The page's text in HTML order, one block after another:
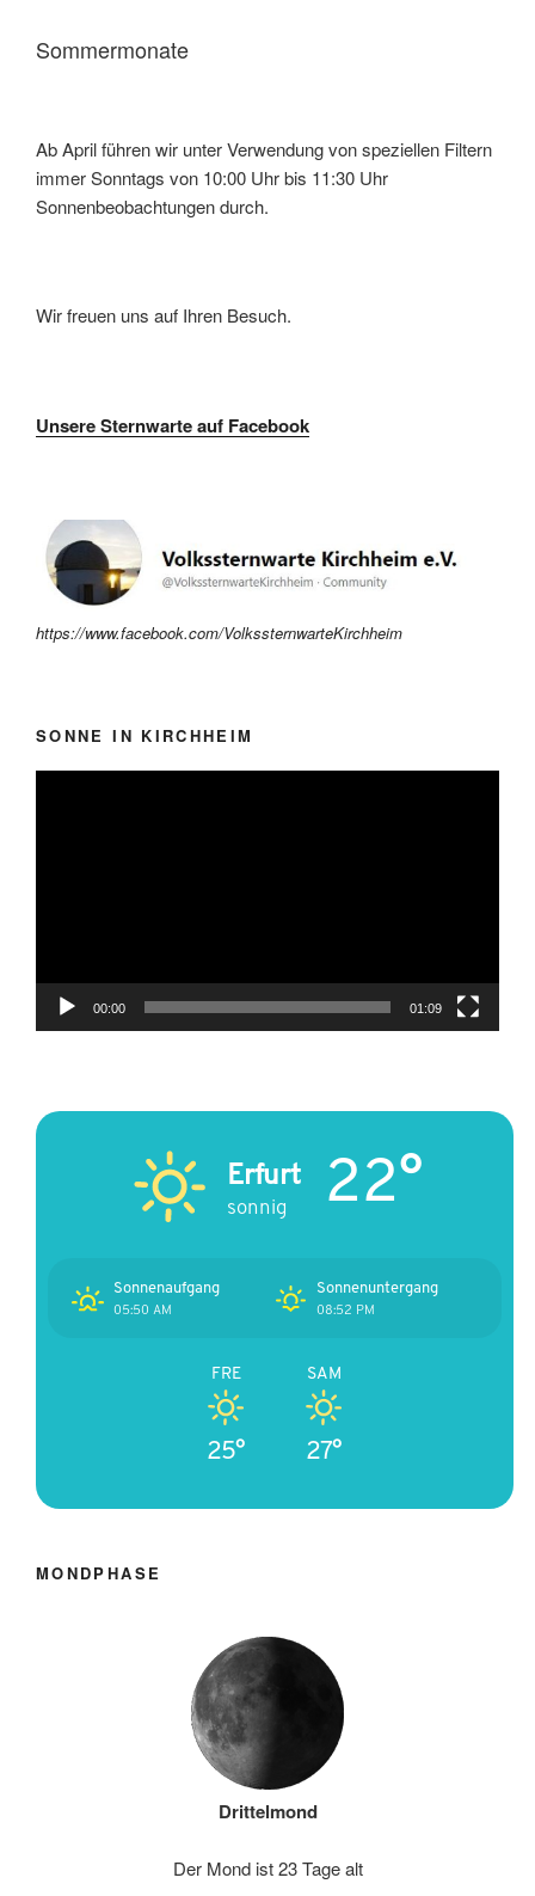
Sommermonate
Ab April führen wir unter Verwendung von speziellen Filtern
immer Sonntags von 10:00 Uhr bis 11:30 Uhr
Sonnenbeobachtungen durch.
Wir freuen uns auf Ihren Besuch.
Unsere Sternwarte auf Facebook
https://www.facebook.com/VolkssternwarteKirchheim
SONNE IN KIRCHHEIM
00:00 01:09
Erfurt
sonnig 22°
Sonnenaufgang
05:50 AM
Sonnenuntergang
08:52 PM
FRE
25°
SAM
27°
MONDPHASE
Drittelmond
Der Mond ist 23 Tage alt